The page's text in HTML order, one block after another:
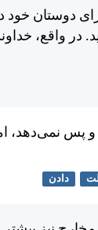
برای دوستان
در واقع،
پس نمی‌دهد،
دادن